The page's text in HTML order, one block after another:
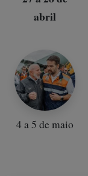
abril
4 a 5 de maio